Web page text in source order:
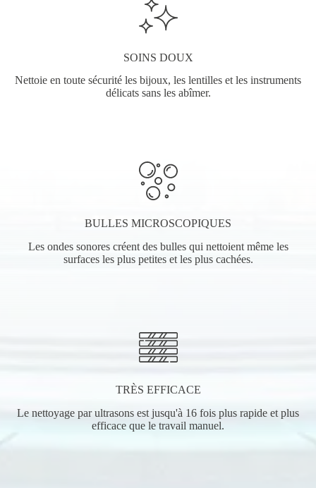
SOINS DOUX
Nettoie en toute sécurité les bijoux, les lentilles et les instruments
délicats sans les abîmer.
BULLES MICROSCOPIQUES
Les ondes sonores créent des bulles qui nettoient même les
surfaces les plus petites et les plus cachées.
TRÈS EFFICACE
Le nettoyage par ultrasons est jusqu'à 16 fois plus rapide et plus
efficace que le travail manuel.